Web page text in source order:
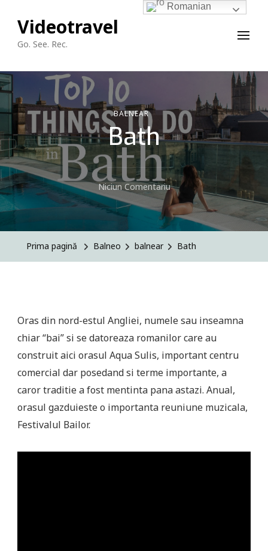
Videotravel
Go. See. Rec.
BALNEAR
Bath
Niciun ComentariuLa
Bath
Prima pagină Balneo balnear Bath
Oras din nord-estul Angliei, numele sau inseamna
chiar “bai” si se datoreaza romanilor care au
construit aici orasul Aqua Sulis, important centru
comercial dar posedand si terme importante, a
caror traditie a fost mentinta pana astazi. Anual,
orasul gazduieste o importanta reuniune muzicala,
Festivalul Bailor.
Romanian